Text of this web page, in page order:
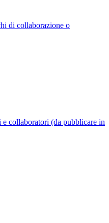
di collaborazione o
e collaboratori (da pubblicare in